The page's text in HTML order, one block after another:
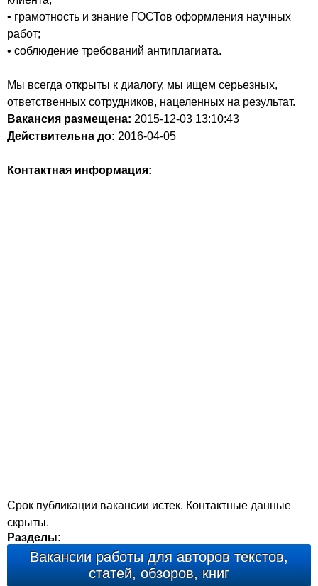
• грамотность и знание ГОСТов оформления научных
работ;
• соблюдение требований антиплагиата.
Мы всегда открыты к диалогу, мы ищем серьезных,
ответственных сотрудников, нацеленных на результат.
Вакансия размещена: 2015-12-03 13:10:43
Действительна до: 2016-04-05
Контактная информация:
Срок публикации вакансии истек. Контактные данные
скрыты.
Разделы:
Вакансии работы для авторов текстов,
статей, обзоров, книг